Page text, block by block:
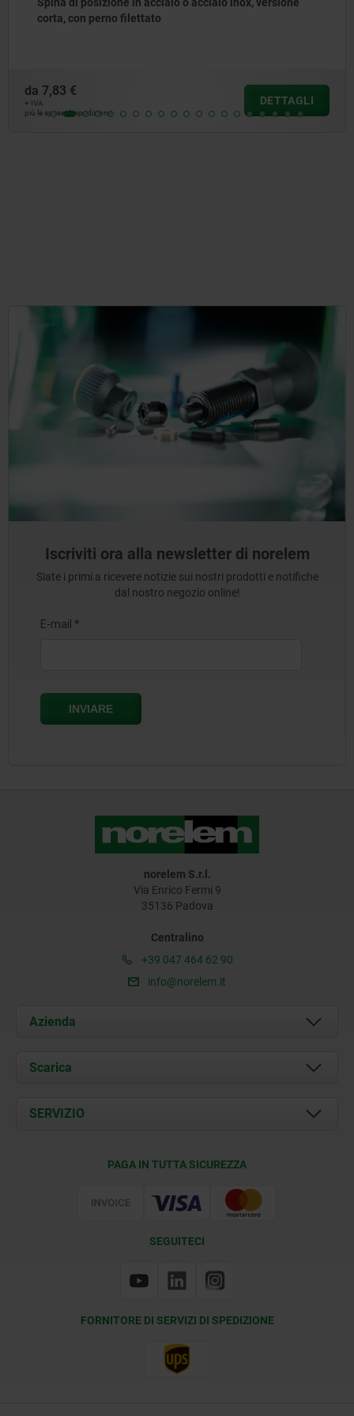
collare, con anello di trazione in acciaio inox
da
più le spese di spedizione
Iscriviti ora alla newsletter di norelem
Siate i primi a ricevere notizie sui nostri prodotti e notifiche
dal nostro negozio online!
norelem S.r.l.
Via Enrico Fermi 9
35136 Padova
Centralino
+39 047 464 62 90
info@norelem.it
Azienda
Chi siamo
Contatti
Scarica
Documents
SERVIZIO
PAGA IN TUTTA SICUREZZA
SEGUITECI
FORNITORE DI SERVIZI DI SPEDIZIONE